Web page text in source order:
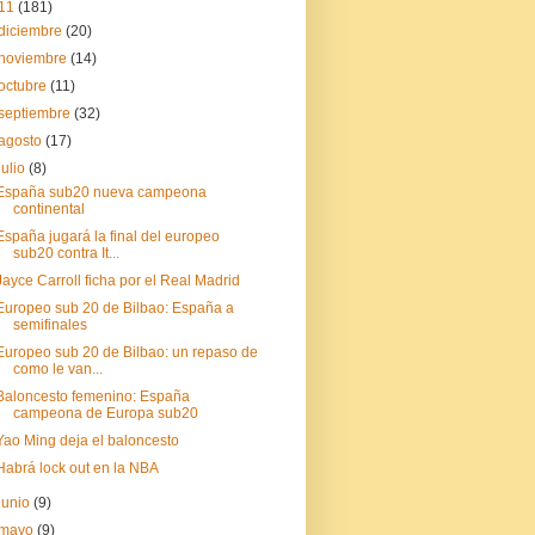
(181)
(20)
(14)
(11)
(32)
(17)
(8)
sub20 nueva campeona
continental
jugará la final del europeo
sub20 contra It...
Carroll ficha por el Real Madrid
sub 20 de Bilbao: España a
semifinales
sub 20 de Bilbao: un repaso de
como le van...
femenino: España
campeona de Europa sub20
Ming deja el baloncesto
lock out en la NBA
(9)
(9)